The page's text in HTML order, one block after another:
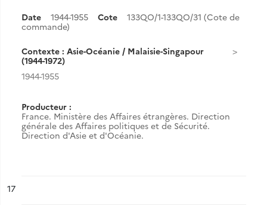
Date 1944-1955 Cote
133QO/1-133QO/31 (Cote de
commande)
Contexte : Asie-Océanie / Malaisie-Singapour
(1944-1972)
1944-1955
Producteur :
France. Ministère des Affaires étrangères. Direction
générale des Affaires politiques et de Sécurité.
Direction d'Asie et d'Océanie.
n°
17